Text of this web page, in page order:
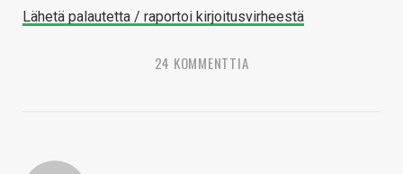
Lähetä palautetta / raportoi kirjoitusvirheestä
24 KOMMENTTIA